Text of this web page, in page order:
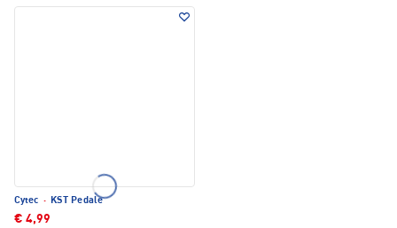
Cytec · KST Pedale
€ 4,99